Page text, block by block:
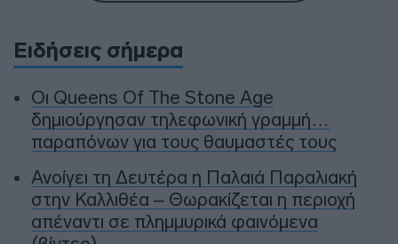
Ειδήσεις σήμερα
Οι Queens Of The Stone Age
δημιούργησαν τηλεφωνική γραμμή…
παραπόνων για τους θαυμαστές τους
Ανοίγει τη Δευτέρα η Παλαιά Παραλιακή
στην Καλλιθέα – Θωρακίζεται η περιοχή
απέναντι σε πλημμυρικά φαινόμενα